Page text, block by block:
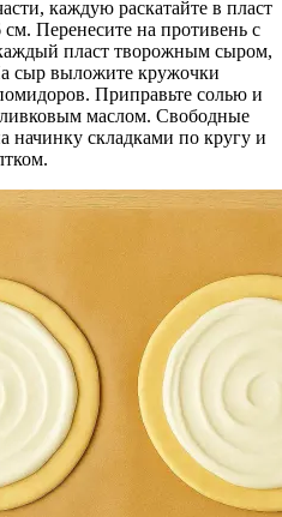
каждую раскатайте в пласт
Перенесите на противень с
пласт творожным сыром,
сыр выложите кружочки
Приправьте солью и
маслом. Свободные
начинку складками по кругу и